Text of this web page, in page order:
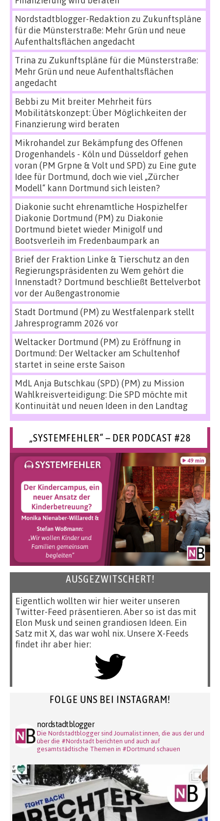
Nordstadtblogger-Redaktion zu Zukunftspläne
für die Münsterstraße: Mehr Grün und neue
Aufenthaltsflächen angedacht
Trina zu Zukunftspläne für die Münsterstraße:
Mehr Grün und neue Aufenthaltsflächen
angedacht
Bebbi zu Mit breiter Mehrheit fürs
Mobilitätskonzept: Über Möglichkeiten der
Finanzierung wird beraten
Mikrohandel zur Bekämpfung des Offenen
Drogenhandels - Köln und Düsseldorf gehen
voran (PM Grpne & Volt und SPD) zu Eine gute
Idee für Dortmund, doch wie viel „Zürcher
Modell“ kann Dortmund sich leisten?
Diakonie sucht ehrenamtliche Hospizhelfer
Diakonie Dortmund (PM) zu Diakonie
Dortmund bietet wieder Minigolf und
Bootsverleih im Fredenbaumpark an
Brief der Fraktion Linke & Tierschutz an den
Regierungspräsidenten zu Wem gehört die
Innenstadt? Dortmund beschließt Bettelverbot
vor der Außengastronomie
Stadt Dortmund (PM) zu Westfalenpark stellt
Jahresprogramm 2026 vor
Weltacker Dortmund (PM) zu Eröffnung in
Dortmund: Der Weltacker am Schultenhof
startet in seine erste Saison
MdL Anja Butschkau (SPD) (PM) zu Mission
Wahlkreisverteidigung: Die SPD möchte mit
Kontinuität und neuen Ideen in den Landtag
„SYSTEMFEHLER“ – DER PODCAST #28
AUSGEZWITSCHERT!
Eigentlich wollten wir hier weiter unseren
Twitter-Feed präsentieren. Aber so ist das mit
Elon Musk und seinen grandiosen Ideen. Ein
Satz mit X, das war wohl nix. Unsere X-Feeds
findet ihr aber hier:
FOLGE UNS BEI INSTAGRAM!
nordstadtblogger
Die Nordstadtblogger sind Journalist:innen, die aus der und
über die #Nordstadt berichten und auch auf
gesamtstädtische Themen in #Dortmund schauen